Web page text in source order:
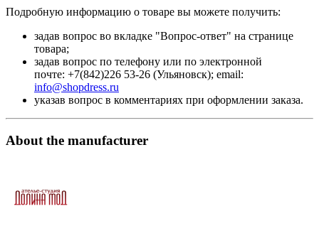
Подробную информацию о товаре вы можете получить:
задав вопрос во вкладке "Вопрос-ответ" на странице
товара;
задав вопрос по телефону или по электронной
почте: +7(842)226 53-26 (Ульяновск); email:
info@shopdress.ru
указав вопрос в комментариях при оформлении заказа.
About the manufacturer